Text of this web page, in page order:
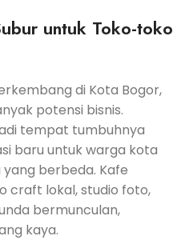
untuk Toko-toko
di Kota Bogor,
potensi bisnis.
tempat tumbuhnya
baru untuk warga kota
berbeda. Kafe
craft lokal, studio foto,
bermunculan,
kaya.